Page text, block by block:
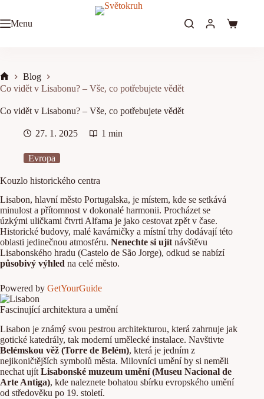
content
Menu
Shopping
Home
Blog
Co vidět v Lisabonu? – Vše, co potřebujete vědět
Co vidět v Lisabonu? – Vše, co potřebujete vědět
27. 1. 2025 1 min
Evropa
Kouzlo historického centra
Lisabon, hlavní město Portugalska, je místem, kde se setkává
minulost a přítomnost v dokonalé harmonii. Procházet se
úzkými uličkami čtvrti Alfama je jako cestovat zpět v čase.
Historické budovy, malé kavárničky a místní trhy dodávají této
oblasti jedinečnou atmosféru. Nenechte si ujítnávštěvu
Lisabonského hradu (Castelo de São Jorge), odkud se nabízí
působivý výhled na celé město.
Powered by GetYourGuide
Fascinující architektura a umění
Lisabon je známý svou pestrou architekturou, která zahrnuje jak
gotické katedrály, tak moderní umělecké instalace. Navštivte
Belémskou věž (Torre de Belém), která je jedním z
nejikoničtějších symbolů města. Milovníci umění by si neměli
nechat ujít Lisabonské muzeum umění (Museu Nacional de
Arte Antiga), kde naleznete bohatou sbírku evropského umění
od středověku po 19. století.